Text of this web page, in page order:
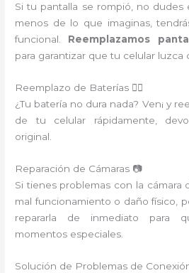
Si tu pantalla se rompió, no dudes
menos de lo que imaginas,
funcional. Reemplazamos
para garantizar que tu celular luzca
Reemplazo de Baterías 🏋️‍♀️
¿Tu batería no dura nada? Ven¡ y
de tu celular rápidamente,
original.
Reparación de Cámaras 📷
Si tienes problemas con la cámara
mal funcionamiento o daño físico,
repararla de inmediato para
momentos especiales.
Solución de Problemas de